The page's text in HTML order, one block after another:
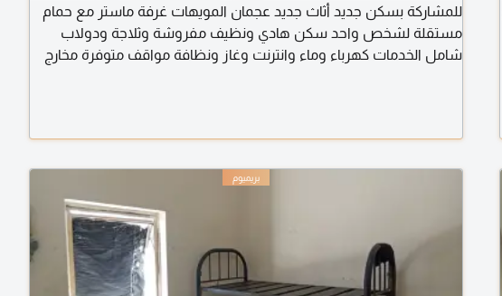
للمشاركة بسكن جديد أثاث جديد عجمان المويهات غرفة ماستر مع حمام
مستقلة لشخص واحد سكن هادي ونظيف مفروشة وثلاجة ودولاب
شامل الخدمات كهرباء وماء وانترنت وغاز ونظافة مواقف متوفرة مخارج